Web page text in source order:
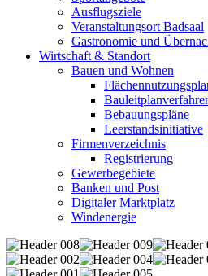
Ausflugsziele
Veranstaltungsort Badsaal
Gastronomie und
Wirtschaft & Standort
Bauen und Wohnen
Bebauungspläne
Leerstandsinitiative
Firmenverzeichnis
Registrierung
Gewerbegebiete
Banken und Post
Digitaler Marktplatz
Windenergie